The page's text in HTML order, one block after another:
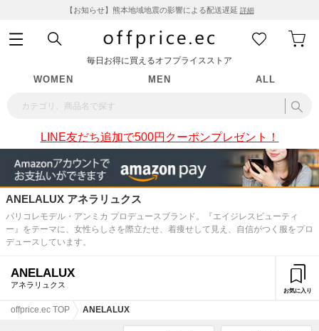
【お知らせ】熊本地域地震の影響による配送遅延 詳細
毎日お得に買えるオフプライスストア
WOMEN MEN ALL
LINE友だち追加で500円クーポンプレゼント！
ANELALUX アネラリュクス
パリコレモデル・アンミカ プロデュースブランド。『エイジレスビューティ
ー』をテーマに、女性らしさを際立たせ、着痩せして見え、自信がつく服をプロ
デュースしています。
ANELALUX
アネラリュクス
お気に入り
offprice.ec TOP ANELALUX